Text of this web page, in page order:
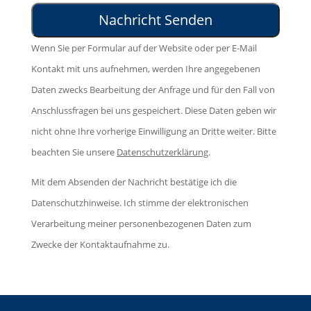
s
e
s
F
e
l
d
l
e
e
r
.
d
i
e
s
e
s
e
l
d
l
e
e
l
a
s
s
e
d
i
e
s
e
s
Wenn Sie per Formular auf der Website oder per E-Mail
Kontakt mit uns aufnehmen, werden Ihre angegebenen
Daten zwecks Bearbeitung der Anfrage und für den Fall von
Anschlussfragen bei uns gespeichert. Diese Daten geben wir
nicht ohne Ihre vorherige Einwilligung an Dritte weiter. Bitte
beachten Sie unsere Datenschutzerklärung.
Mit dem Absenden der Nachricht bestätige ich die
Datenschutzhinweise. Ich stimme der elektronischen
Verarbeitung meiner personenbezogenen Daten zum
Zwecke der Kontaktaufnahme zu.